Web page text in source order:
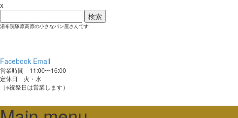
x
索:
湯布院塚原高原の小さなパン屋さんです
Facebook Email
営業時間 11:00〜16:00
定休日 火・水
（※祝祭日は営業します）